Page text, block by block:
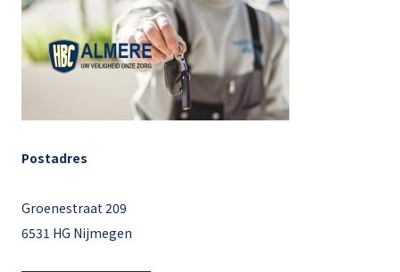
Postadres
Groenestraat 209
6531 HG Nijmegen